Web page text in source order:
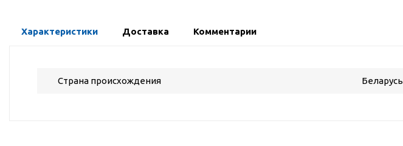
Характеристики Доставка Комментарии
Страна происхождения Беларусь